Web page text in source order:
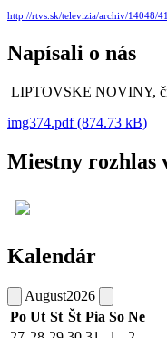
http://rtvs.sk/televizia/archiv/14048/
Napísali o nás
LIPTOVSKE NOVINY,
img374.pdf (874.73 kB)
Miestny rozhlas
Kalendár
August2026
Po Ut St Št Pia So Ne